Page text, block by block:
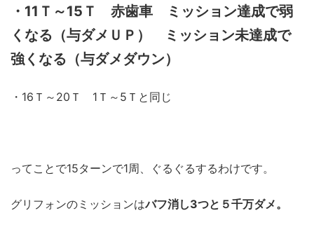
・11Ｔ～15Ｔ 赤歯車 ミッション達成で弱
くなる（与ダメＵＰ） ミッション未達成で
強くなる（与ダメダウン）
・16Ｔ～20Ｔ 1Ｔ～5Ｔと同じ
ってことで15ターンで1周、ぐるぐるするわけです。
グリフォンのミッションはバフ消し3つと５千万ダメ。